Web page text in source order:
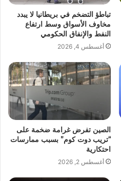
تباطؤ التضخم في بريطانيا لا يبدد
مخاوف الأسواق وسط ارتفاع
النفط والإنفاق الحكومي
أغسطس 4, 2026
الصين تفرض غرامة ضخمة على
“تريب دوت كوم” بسبب ممارسات
احتكارية
أغسطس 2, 2026